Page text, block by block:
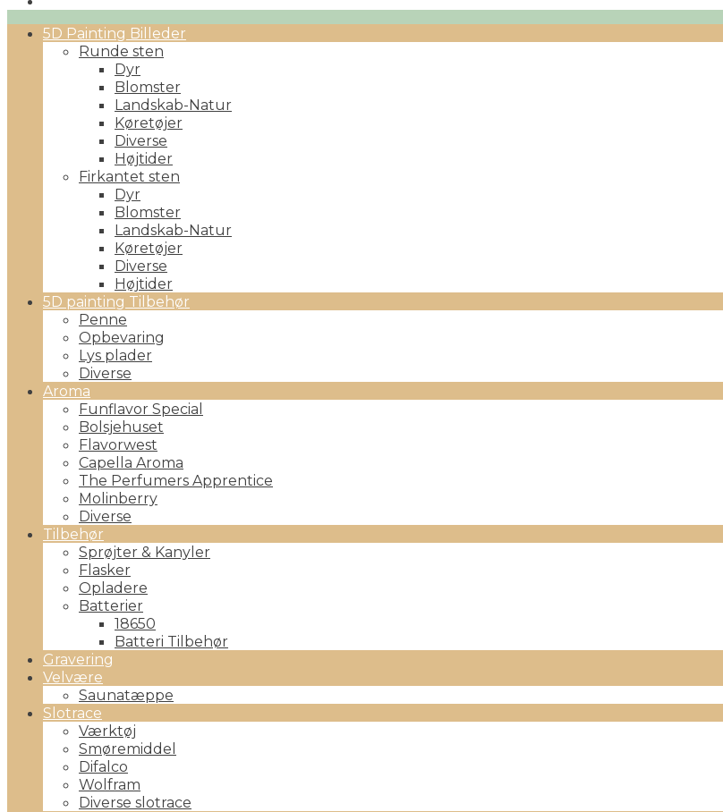
Primary5D Painting Billeder
Runde sten
Dyr
Blomster
Landskab-Natur
Køretøjer
Diverse
Højtider
Firkantet sten
Dyr
Blomster
Landskab-Natur
Køretøjer
Diverse
Højtider
5D painting Tilbehør
Penne
Opbevaring
Lys plader
Diverse
Aroma
Funflavor Special
Bolsjehuset
Flavorwest
Capella Aroma
The Perfumers Apprentice
Molinberry
Diverse
Tilbehør
Sprøjter & Kanyler
Flasker
Opladere
Batterier
18650
Batteri Tilbehør
Gravering
Velvære
Saunatæppe
Slotrace
Værktøj
Smøremiddel
Difalco
Wolfram
Diverse slotrace